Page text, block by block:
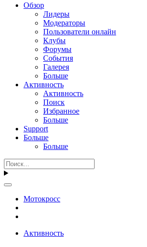
Обзор
Лидеры
Модераторы
Пользователи онлайн
Клубы
Форумы
События
Галерея
Больше
Активность
Активность
Поиск
Избранное
Больше
Support
Больше
Больше
Мотокросс
Активность